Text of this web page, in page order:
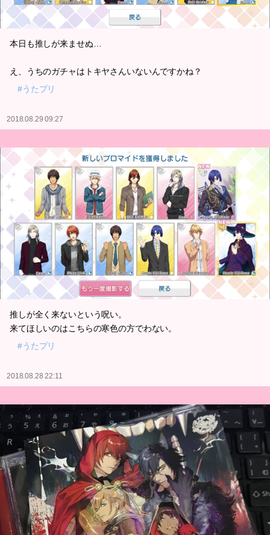
本日も推しが来ませぬ…
え、うちのガチャはトキヤさんいないんですかね？
#うたプリ
2018.08.29 09:27
推しが全く来ないという呪い。
来てほしいのはこちらの寒色の方でわない。
#うたプリ
2018.08.28 22:11